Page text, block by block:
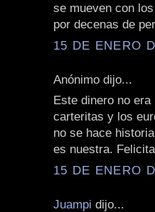
se mueven con
por decenas de
15 DE ENERO
Anónimo dijo...
Este dinero no
carteritas y los
no se hace
es nuestra.
15 DE ENERO
Juampi dijo...